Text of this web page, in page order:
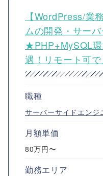
【WordPress/業
ムの開発・サー
★PHP+MySQL
遇！リモート可で
職種
サーバーサイドエンジ
月額単価
80万円〜
勤務エリア